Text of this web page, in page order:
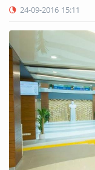
24-09-2016 15:11